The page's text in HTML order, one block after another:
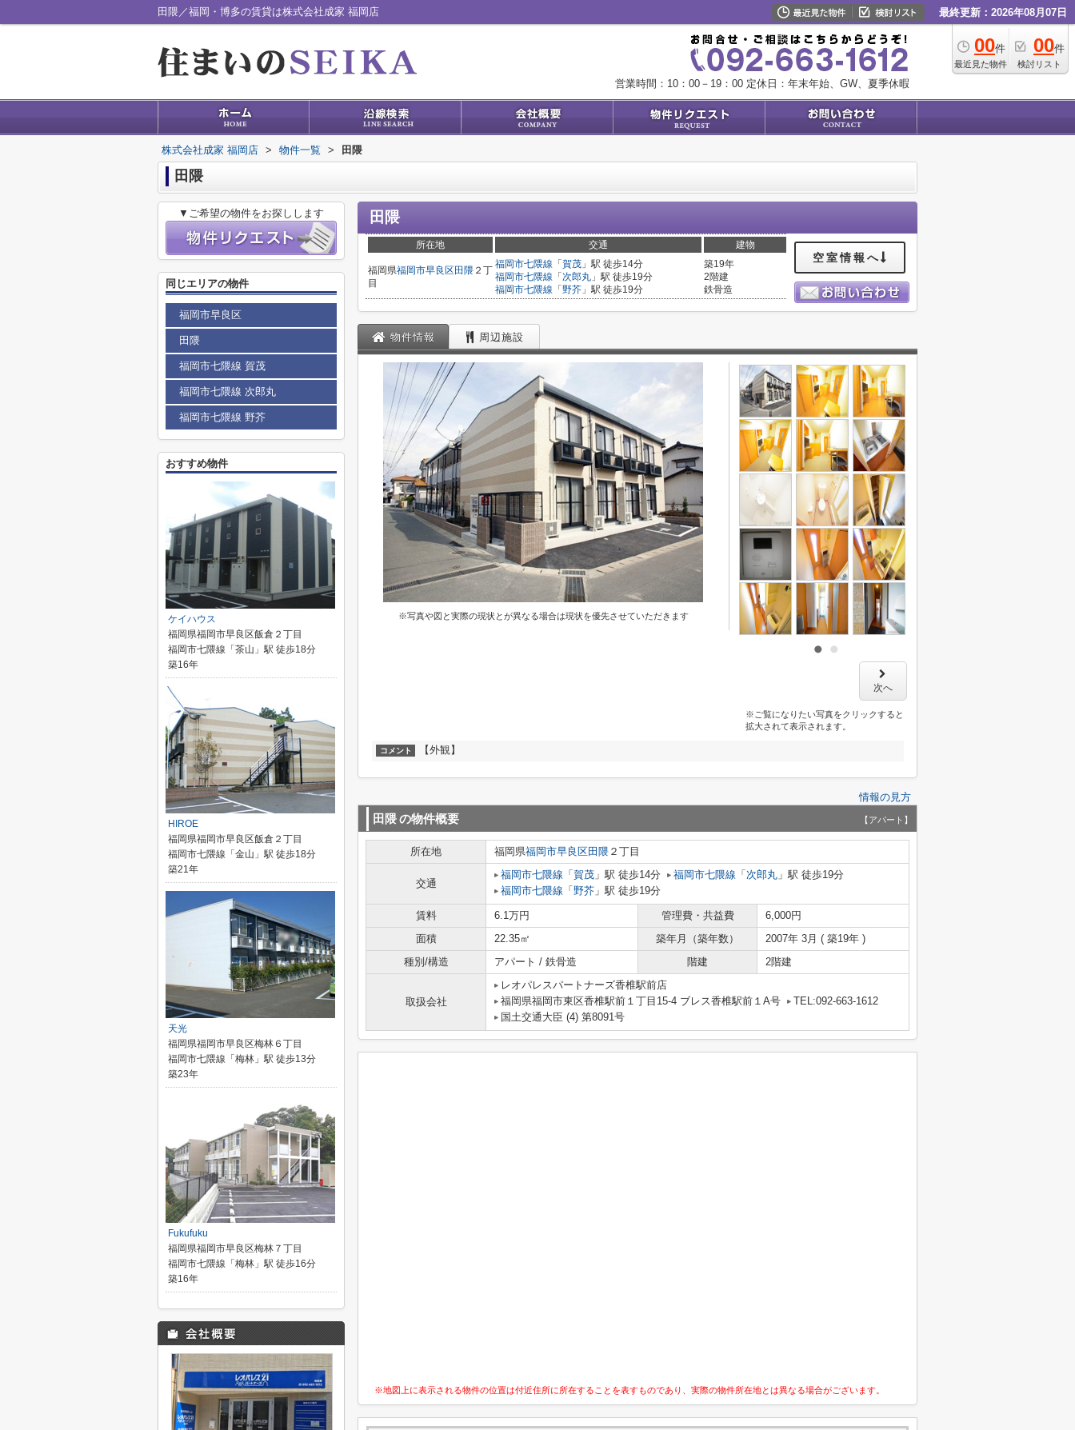
田隈／福岡・博多の賃貸は株式会社成家 福岡店 最終更新：2026年08月07日
00件
最近見た物件
00件
検討リスト
営業時間：10：00－19：00 定休日：年末年始、GW、夏季休暇
株式会社成家 福岡店 > 物件一覧 > 田隈
田隈
田隈
所在地 交通 建物
福岡県福岡市早良区 田隈 ２丁
目
福岡市七隈線 「 賀茂 」駅 徒歩14分
福岡市七隈線 「 次郎丸 」駅 徒歩19分
福岡市七隈線 「 野芥 」駅 徒歩19分
築19年
2階建
鉄骨造
空室情報へ
物件情報 周辺施設
※写真や図と実際の現状とが異なる場合は現状を優先させていただきます
次へ
※ご覧になりたい写真をクリックすると
拡大されて表示されます。
コメント 【外観】
情報の見方
田隈の物件概要 【アパート】
所在地 福岡県福岡市早良区田隈 ２丁目
交通
福岡市七隈線 「 賀茂 」駅 徒歩14分 福岡市七隈線 「 次郎丸 」駅 徒歩19分
福岡市七隈線 「 野芥 」駅 徒歩19分
賃料 6.1万円 管理費・共益費
6,000円
面積
22.35㎡ 築年月（築年数）
2007年 3月 ( 築19年 )
種別/構造
アパート / 鉄骨造 階建 2階建
取扱会社
レオパレスパートナーズ香椎駅前店
福岡県福岡市東区香椎駅前１丁目15-4 ブレス香椎駅前１A号
TEL:092-663-1612
国土交通大臣 (4) 第8091号
※地図上に表示される物件の位置は付近住所に所在することを表すものであり、実際の物件所在地とは異なる場合がございます。
▼ご希望の物件をお探しします
同じエリアの物件
福岡市早良区
田隈
福岡市七隈線 賀茂
福岡市七隈線 次郎丸
福岡市七隈線 野芥
おすすめ物件
ケイハウス
福岡県福岡市早良区飯倉２丁目
福岡市七隈線「茶山」駅 徒歩18分
築16年
HIROE
福岡県福岡市早良区飯倉２丁目
福岡市七隈線「金山」駅 徒歩18分
築21年
天光
福岡県福岡市早良区梅林６丁目
福岡市七隈線「梅林」駅 徒歩13分
築23年
Fukufuku
福岡県福岡市早良区梅林７丁目
福岡市七隈線「梅林」駅 徒歩16分
築16年